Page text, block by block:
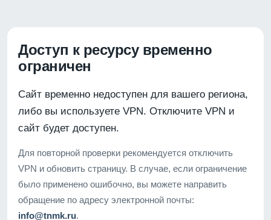
Доступ к ресурсу временно
ограничен
Сайт временно недоступен для вашего региона,
либо вы используете VPN. Отключите VPN и
сайт будет доступен.
Для повторной проверки рекомендуется отключить
VPN и обновить страницу. В случае, если ограничение
было применено ошибочно, вы можете направить
обращение по адресу электронной почты:
info@tnmk.ru.